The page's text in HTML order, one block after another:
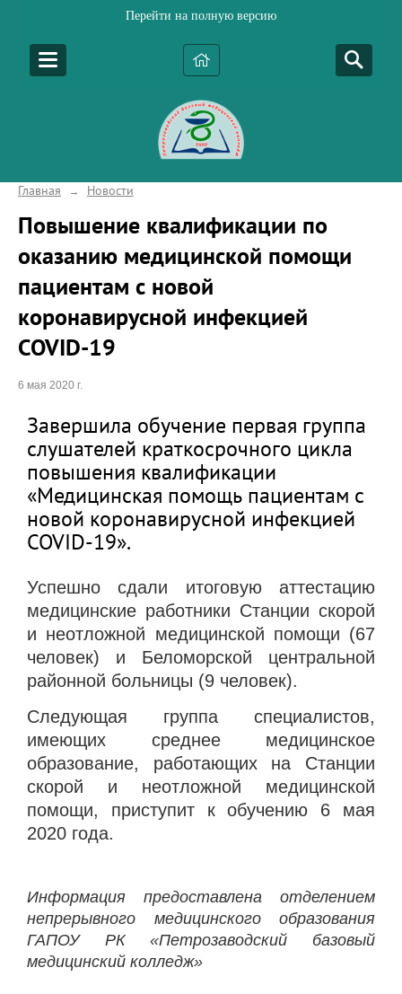
Перейти на полную версию
Главная → Новости
Повышение квалификации по
оказанию медицинской помощи
пациентам с новой
коронавирусной инфекцией
COVID-19
6 мая 2020 г.
Завершила обучение первая группа
слушателей краткосрочного цикла
повышения квалификации
«Медицинская помощь пациентам с
новой коронавирусной инфекцией
COVID-19».
Успешно сдали итоговую аттестацию
медицинские работники Станции скорой
и неотложной медицинской помощи (67
человек) и Беломорской центральной
районной больницы (9 человек).
Следующая группа специалистов,
имеющих среднее медицинское
образование, работающих на Станции
скорой и неотложной медицинской
помощи, приступит к обучению 6 мая
2020 года.
Информация предоставлена отделением
непрерывного медицинского образования
ГАПОУ РК «Петрозаводский базовый
медицинский колледж»